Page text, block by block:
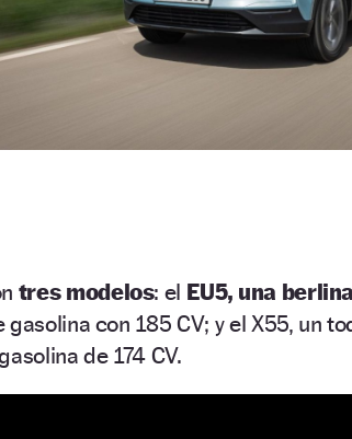
tres modelos: el EU5, una
gasolina con 185 CV; y el X55, un
de 174 CV.